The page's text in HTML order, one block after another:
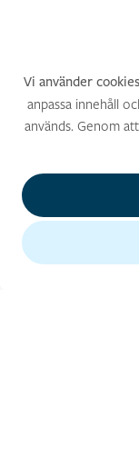
Vi
Vi använder cookies
anpassa innehåll
används. Genom